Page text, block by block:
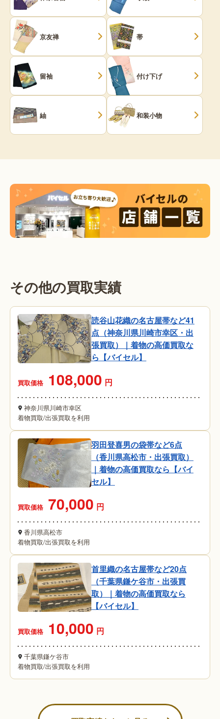
京友禅 帯
留袖 付け下げ
紬 和装小物
その他の買取実績
読谷山花織の名古屋帯など41
点（神奈川県川崎市幸区・出
張買取）｜着物の高価買取な
ら【バイセル】
買取価格 108,000 円
神奈川県川崎市幸区
着物買取/出張買取を利用
羽田登喜男の袋帯など6点
（香川県高松市・出張買取）
｜着物の高価買取なら【バイ
セル】
買取価格 70,000 円
香川県高松市
着物買取/出張買取を利用
首里織の名古屋帯など20点
（千葉県鎌ケ谷市・出張買
取）｜着物の高価買取なら
【バイセル】
買取価格 10,000 円
千葉県鎌ケ谷市
着物買取/出張買取を利用